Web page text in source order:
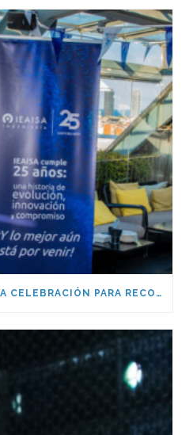
25 AÑOS DE IEAISA: UNA CELEBRACIÓN PARA RECORDAR